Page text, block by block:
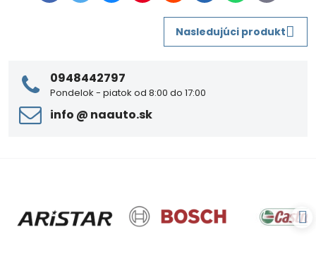
mail
Nasledujúci produkt
0948442797
Pondelok - piatok od 8:00 do 17:00
info ​@ naauto​.sk